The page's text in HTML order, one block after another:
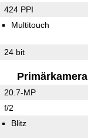
424 PPI
Multitouch
24 bit
Primärkamera
20.7-MP
f/2
Blitz